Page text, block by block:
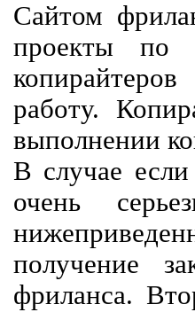
Сайтом
проекты по
работу.
выполнении
В случае
очень
получение
фриланса.